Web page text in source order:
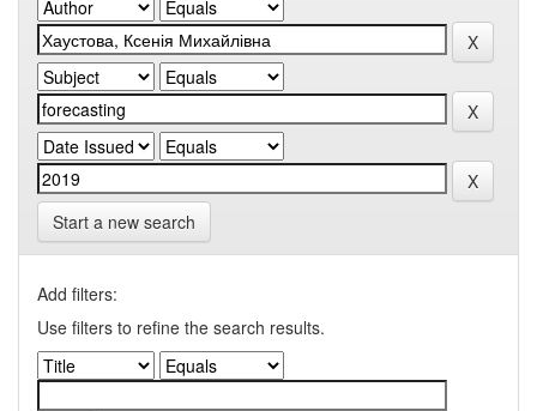
Start a new search
Add filters:
Use filters to refine the search results.